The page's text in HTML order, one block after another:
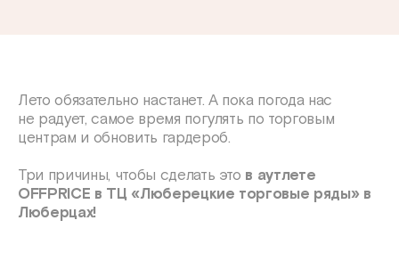
Лето обязательно настанет. А пока погода нас
не радует, самое время погулять по торговым
центрам и обновить гардероб.
Три причины, чтобы сделать это в аутлете
OFFPRICE в ТЦ «Люберецкие торговые ряды» в
Люберцах!